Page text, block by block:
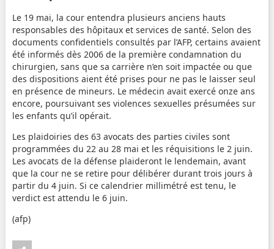
Le 19 mai, la cour entendra plusieurs anciens hauts
responsables des hôpitaux et services de santé. Selon des
documents confidentiels consultés par l’AFP, certains avaient
été informés dès 2006 de la première condamnation du
chirurgien, sans que sa carrière n’en soit impactée ou que
des dispositions aient été prises pour ne pas le laisser seul
en présence de mineurs. Le médecin avait exercé onze ans
encore, poursuivant ses violences sexuelles présumées sur
les enfants qu’il opérait.
Les plaidoiries des 63 avocats des parties civiles sont
programmées du 22 au 28 mai et les réquisitions le 2 juin.
Les avocats de la défense plaideront le lendemain, avant
que la cour ne se retire pour délibérer durant trois jours à
partir du 4 juin. Si ce calendrier millimétré est tenu, le
verdict est attendu le 6 juin.
(afp)